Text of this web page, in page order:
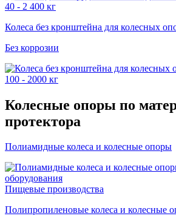
40 - 2 400 кг
Колеса без кронштейна для колесных
Без коррозии
100 - 2000 кг
Колесные опоры по
протектора
Полиамидные колеса и колесные опоры
Пищевые производства
Полипропиленовые колеса и колесные